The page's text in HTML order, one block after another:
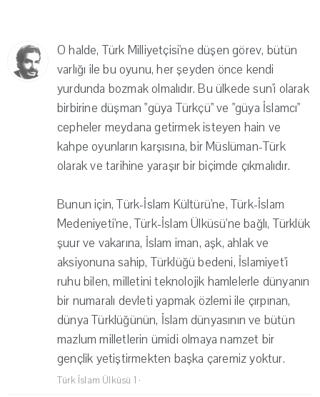
O halde, Türk Milliyetçisi'ne düşen görev, bütün
varlığı ile bu oyunu, her şeyden önce kendi
yurdunda bozmak olmalıdır. Bu ülkede sun'i olarak
birbirine düşman "güya Türkçü" ve "güya İslamcı"
cepheler meydana getirmek isteyen hain ve
kahpe oyunların karşısına, bir Müslüman-Türk
olarak ve tarihine yaraşır bir biçimde çıkmalıdır.
Bunun için, Türk-İslam Kültürü'ne, Türk-İslam
Medeniyeti'ne, Türk-İslam Ülküsü'ne bağlı, Türklük
şuur ve vakarına, İslam iman, aşk, ahlak ve
aksiyonuna sahip, Türklüğü bedeni, İslamiyet'i
ruhu bilen, milletini teknolojik hamlelerle dünyanın
bir numaralı devleti yapmak özlemi ile çırpınan,
dünya Türklüğünün, İslam dünyasının ve bütün
mazlum milletlerin ümidi olmaya namzet bir
gençlik yetiştirmekten başka çaremiz yoktur.
Türk İslam Ülküsü 1 ·